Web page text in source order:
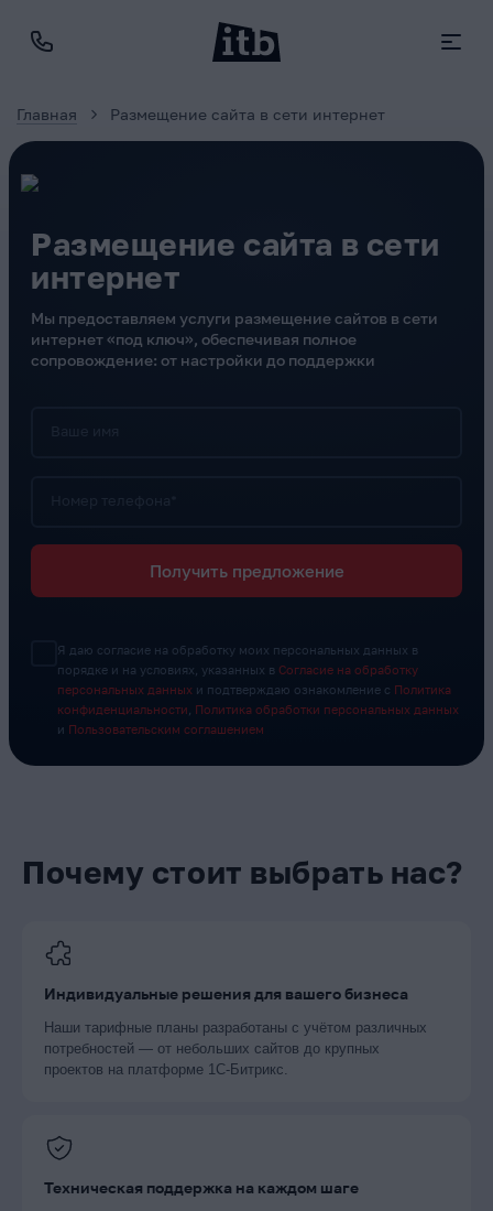
Главная Размещение сайта в сети интернет
Размещение сайта в сети
интернет
Мы предоставляем услуги размещение сайтов в сети
интернет «под ключ», обеспечивая полное
сопровождение: от настройки до поддержки
Получить предложение
Я даю согласие на обработку моих персональных данных в
порядке и на условиях, указанных в Согласие на обработку
персональных данных и подтверждаю ознакомление с Политика
конфиденциальности
Политика обработки персональных данных
и Пользовательским соглашением
Почему стоит выбрать нас?
Индивидуальные решения для вашего бизнеса
Наши тарифные планы разработаны с учётом различных
потребностей — от небольших сайтов до крупных
проектов на платформе 1C-Битрикс.
Техническая поддержка на каждом шаге